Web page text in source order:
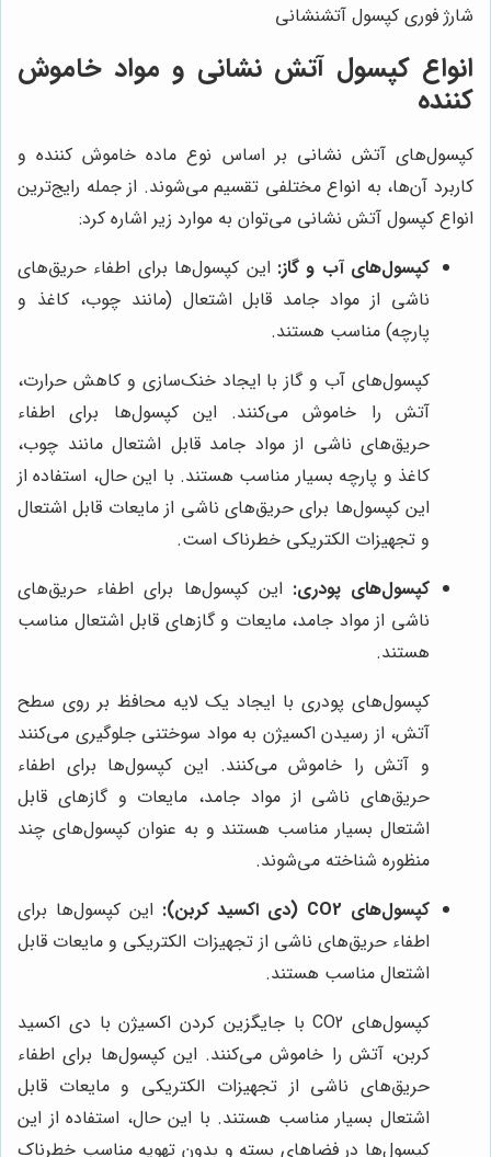
شارژ فوری کپسول آتشنشانی
انواع کپسول آتش نشانی و مواد خاموش
کننده
کپسول‌های آتش نشانی بر اساس نوع ماده خاموش کننده و
کاربرد آن‌ها، به انواع مختلفی تقسیم می‌شوند. از جمله رایج‌ترین
انواع کپسول آتش نشانی می‌توان به موارد زیر اشاره کرد:
کپسول‌های آب و گاز: این کپسول‌ها برای اطفاء حریق‌های
ناشی از مواد جامد قابل اشتعال (مانند چوب، کاغذ و
پارچه) مناسب هستند.
کپسول‌های آب و گاز با ایجاد خنک‌سازی و کاهش حرارت،
آتش را خاموش می‌کنند. این کپسول‌ها برای اطفاء
حریق‌های ناشی از مواد جامد قابل اشتعال مانند چوب،
کاغذ و پارچه بسیار مناسب هستند. با این حال، استفاده از
این کپسول‌ها برای حریق‌های ناشی از مایعات قابل اشتعال
و تجهیزات الکتریکی خطرناک است.
کپسول‌های پودری: این کپسول‌ها برای اطفاء حریق‌های
ناشی از مواد جامد، مایعات و گازهای قابل اشتعال مناسب
هستند.
کپسول‌های پودری با ایجاد یک لایه محافظ بر روی سطح
آتش، از رسیدن اکسیژن به مواد سوختنی جلوگیری می‌کنند
و آتش را خاموش می‌کنند. این کپسول‌ها برای اطفاء
حریق‌های ناشی از مواد جامد، مایعات و گازهای قابل
اشتعال بسیار مناسب هستند و به عنوان کپسول‌های چند
منظوره شناخته می‌شوند.
کپسول‌های CO2 (دی اکسید کربن):
این کپسول‌ها برای
اطفاء حریق‌های ناشی از تجهیزات الکتریکی و مایعات قابل
اشتعال مناسب هستند.
کپسول‌های CO2 با جایگزین کردن اکسیژن با دی اکسید
کربن، آتش را خاموش می‌کنند. این کپسول‌ها برای اطفاء
حریق‌های ناشی از تجهیزات الکتریکی و مایعات قابل
اشتعال بسیار مناسب هستند. با این حال، استفاده از این
کپسول‌ها در فضاهای بسته و بدون تهویه مناسب خطرناک